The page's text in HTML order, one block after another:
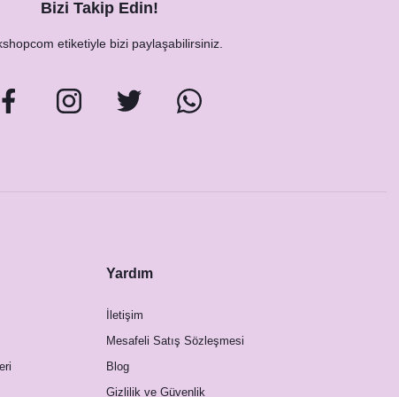
Bizi Takip Edin!
etiketiyle bizi paylaşabilirsiniz.
Yardım
İletişim
Mesafeli Satış Sözleşmesi
Blog
Gizlilik ve Güvenlik